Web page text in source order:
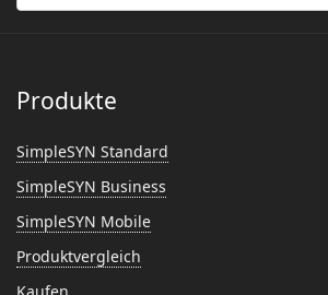
Produkte
SimpleSYN Standard
SimpleSYN Business
SimpleSYN Mobile
Produktvergleich